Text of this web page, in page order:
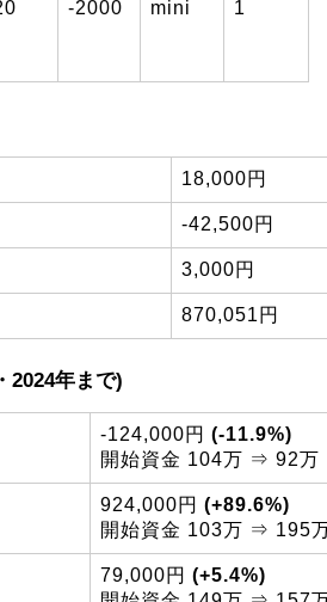
-2000 mini 1
18,000円
-42,500円
3,000円
870,051円
2024年まで)
-124,000円 (-11.9%)
開始資金 104万 ⇒ 92万
924,000円 (+89.6%)
開始資金 103万 ⇒ 195
79,000円 (+5.4%)